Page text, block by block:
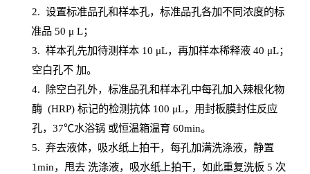
2. 设置标准品孔和样本孔，标准品孔各加不同浓度的标
准品 50 μ L；
3. 样本孔先加待测样本 10 μL，再加样本稀释液 40 μL；
空白孔不 加。
4.
除空白孔外，标准品孔和样本孔中每孔加入辣根化物
酶 (HRP) 标记的检测抗体 100 μL，用封板膜封住反应
孔， 37℃水浴锅 或恒温箱温育60min。
5. 弃去液体，吸水纸上拍干，每孔加满洗涤液，静置
1min，甩去 洗涤液，吸水纸上拍干，如此重复洗板 5 次